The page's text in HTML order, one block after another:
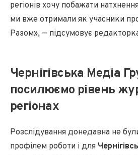
регіонів хочу побажати
ми вже отримали як учасники
Разом», — підсумовує
Чернігівська Медіа
посилюємо рівень
регіонах
Розслідування донедавна не
профілем роботи і для